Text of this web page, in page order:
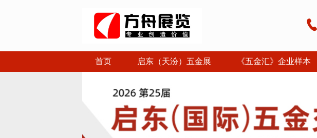

首页 启东（天汾）五金展 《五金汇》企业样本